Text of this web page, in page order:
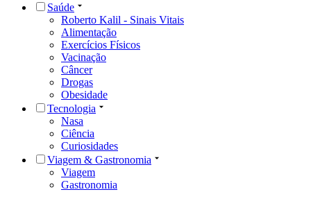
Saúde
Roberto Kalil - Sinais Vitais
Alimentação
Exercícios Físicos
Vacinação
Câncer
Drogas
Obesidade
Tecnologia
Nasa
Ciência
Curiosidades
Viagem & Gastronomia
Viagem
Gastronomia